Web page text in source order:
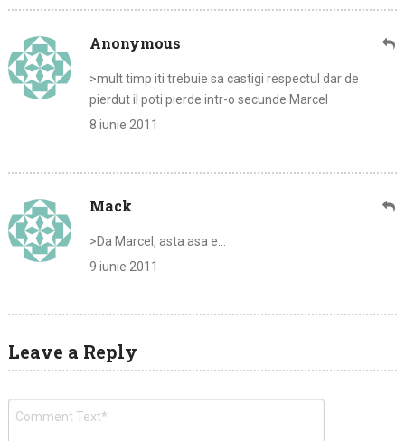
Anonymous
>mult timp iti trebuie sa castigi respectul dar de
pierdut il poti pierde intr-o secunde Marcel
8 iunie 2011
Mack
>Da Marcel, asta asa e…
9 iunie 2011
Leave a Reply